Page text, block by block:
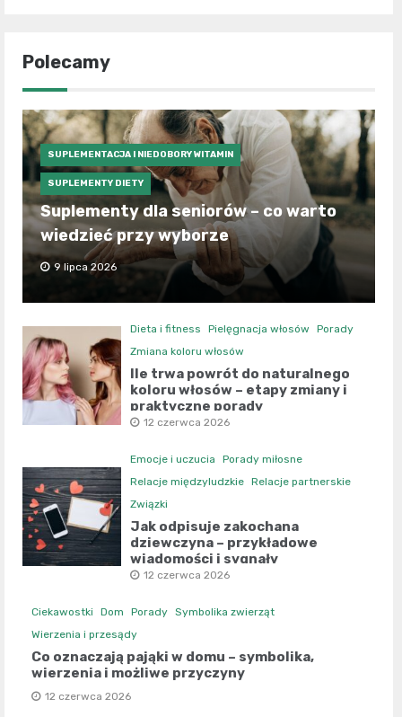
Polecamy
SUPLEMENTACJA I NIEDOBORY WITAMIN
SUPLEMENTY DIETY
Suplementy dla seniorów – co warto
wiedzieć przy wyborze
9 lipca 2026
Dieta i fitness Pielęgnacja włosów
Porady
Zmiana koloru włosów
Ile trwa powrót do naturalnego
koloru włosów – etapy zmiany i
praktyczne porady
12 czerwca 2026
Emocje i uczucia
Porady miłosne
Relacje międzyludzkie Relacje partnerskie
Związki
Jak odpisuje zakochana
dziewczyna – przykładowe
wiadomości i sygnały
12 czerwca 2026
Ciekawostki Dom Porady Symbolika zwierząt
Wierzenia i przesądy
Co oznaczają pająki w domu – symbolika,
wierzenia i możliwe przyczyny
12 czerwca 2026